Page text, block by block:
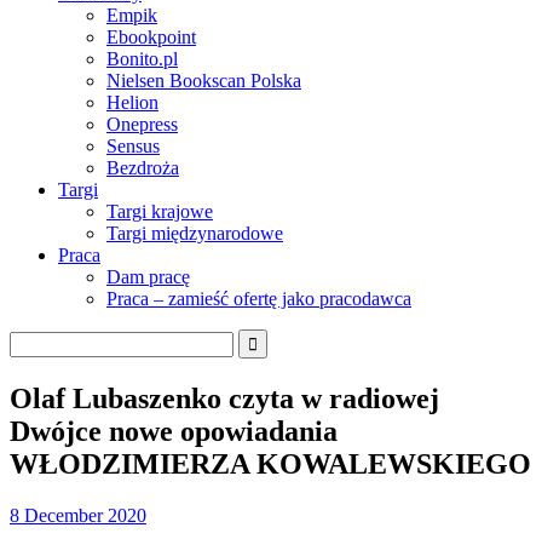
Empik
Ebookpoint
Bonito.pl
Nielsen Bookscan Polska
Helion
Onepress
Sensus
Bezdroża
Targi
Targi krajowe
Targi międzynarodowe
Praca
Dam pracę
Praca – zamieść ofertę jako pracodawca
Olaf Lubaszenko czyta w radiowej
Dwójce nowe opowiadania
WŁODZIMIERZA KOWALEWSKIEGO
8 December 2020